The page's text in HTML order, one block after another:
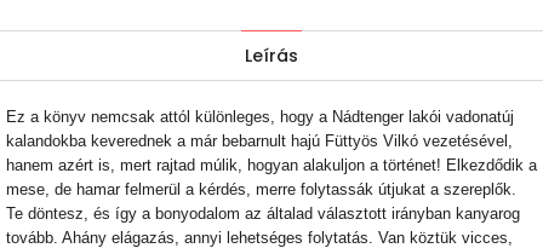
Leírás
Ez a könyv nemcsak attól különleges, hogy a Nádtenger lakói vadonatúj
kalandokba keverednek a már bebarnult hajú Füttyös Vilkó vezetésével,
hanem azért is, mert rajtad múlik, hogyan alakuljon a történet! Elkezdődik a
mese, de hamar felmerül a kérdés, merre folytassák útjukat a szereplők.
Te döntesz, és így a bonyodalom az általad választott irányban kanyarog
tovább. Ahány elágazás, annyi lehetséges folytatás. Van köztük vicces,